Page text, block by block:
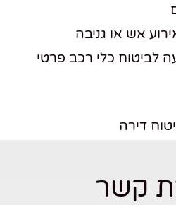
אש או גניבה
לביטוח כלי רכב פרטי
דירה
קשר